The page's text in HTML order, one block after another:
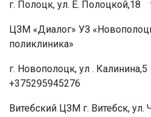
г. Полоцк, ул. Е. Полоцкой,18
ЦЗМ «Диалог» УЗ
поликлиника»
г. Новополоцк, ул .
+375295945276
Витебский ЦЗМ г. Витебск, ул.